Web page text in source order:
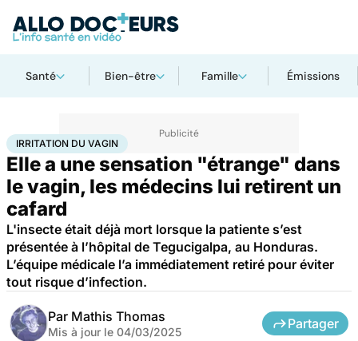
Santé Bien-être Famille Émissions
AccueilSantéMaladiesIrritation du vagin
IRRITATION DU VAGIN
Elle a une sensation "étrange" dans
le vagin, les médecins lui retirent un
cafard
L'insecte était déjà mort lorsque la patiente s’est
présentée à l’hôpital de Tegucigalpa, au Honduras.
L’équipe médicale l’a immédiatement retiré pour éviter
tout risque d’infection.
Par Mathis Thomas
Mis à jour le 04/03/2025
Partager